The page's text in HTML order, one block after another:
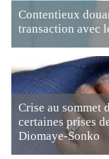
Contentieux
transaction avec
Crise au sommet
certaines prises
Diomaye-Sonko